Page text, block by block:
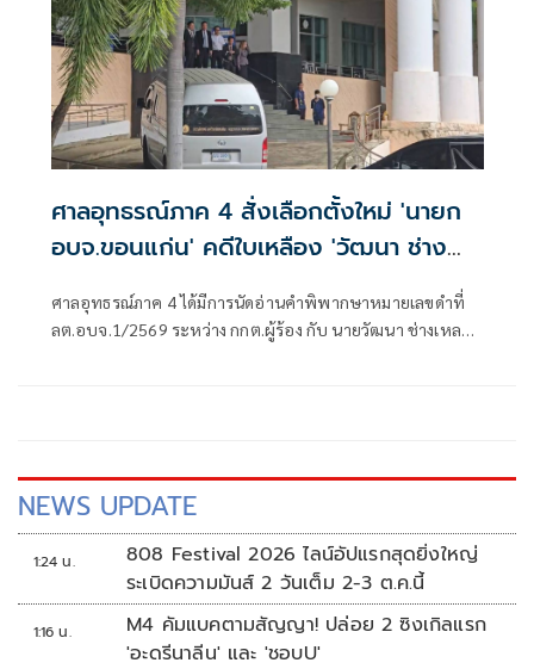
ศาลอุทธรณ์ภาค 4 สั่งเลือกตั้งใหม่ 'นายก
อบจ.ขอนแก่น' คดีใบเหลือง 'วัฒนา ช่าง
ศาลอุทธรณ์ภาค 4 ได้มีการนัดอ่านคำพิพากษาหมายเลขดำที่
ลต.อบจ.1/2569 ระหว่าง กกต.ผู้ร้อง กับ นายวัฒนา ช่างเหลา
NEWS UPDATE
1:24 น.
808 Festival 2026 ไลน์อัปแรกสุดยิ่งใหญ่
ระเบิดความมันส์ 2 วันเต็ม 2-3 ต.ค.นี้
1:16 น.
M4 คัมแบคตามสัญญา! ปล่อย 2 ซิงเกิลแรก
'อะดรีนาลีน' และ 'ชอบU'